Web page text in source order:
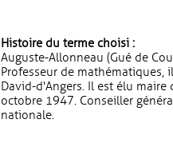
Histoire du terme choisi :
Auguste-Allonneau (Gué de
Professeur de
David-d'Angers. Il est élu
octobre 1947. Conseiller
nationale.